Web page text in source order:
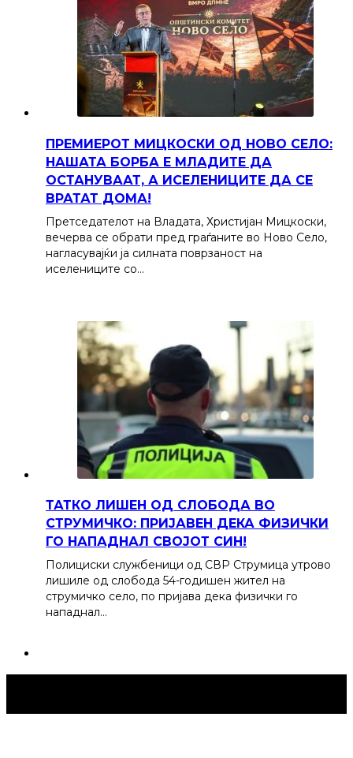
ПРЕМИЕРОТ МИЦКОСКИ ОД НОВО СЕЛО:
НАШАТА БОРБА Е МЛАДИТЕ ДА
ОСТАНУВААТ, А ИСЕЛЕНИЦИТЕ ДА СЕ
ВРАТАТ ДОМА!
Претседателот на Владата, Христијан Мицкоски,
вечерва се обрати пред граѓаните во Ново Село,
нагласувајќи ја силната поврзаност на
иселениците со…
ТАТКО ЛИШЕН ОД СЛОБОДА ВО
СТРУМИЧКО: ПРИЈАВЕН ДЕКА ФИЗИЧКИ
ГО НАПАДНАЛ СВОЈОТ СИН!
Полициски службеници од СВР Струмица утрово
лишиле од слобода 54-годишен жител на
струмичко село, по пријава дека физички го
нападнал…